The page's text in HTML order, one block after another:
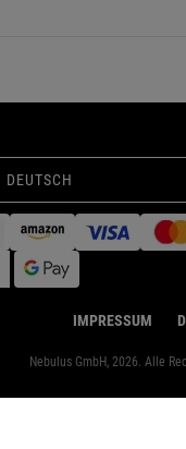
DEUTSCH
IMPRESSUM
Nebulus GmbH, 2026. Alle